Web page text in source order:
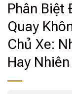
Phân Biệt
Quay
Chủ Xe:
Hay